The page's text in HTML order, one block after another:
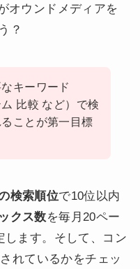
オウンドメディアを
？
キーワード
ム 比較 など）で検
ことが第一目標
検索順位で10位以内
クス数を毎月20ペー
します。そして、コン
れているかをチェッ